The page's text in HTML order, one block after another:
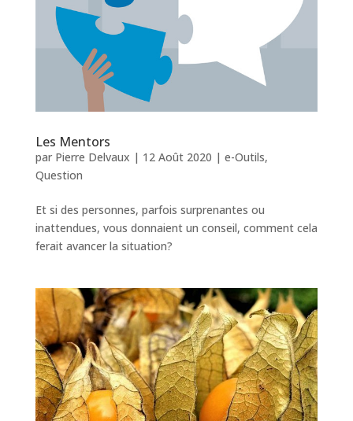
Les Mentors
par Pierre Delvaux | 12 Août 2020 | e-Outils,
Question
Et si des personnes, parfois surprenantes ou
inattendues, vous donnaient un conseil, comment cela
ferait avancer la situation?